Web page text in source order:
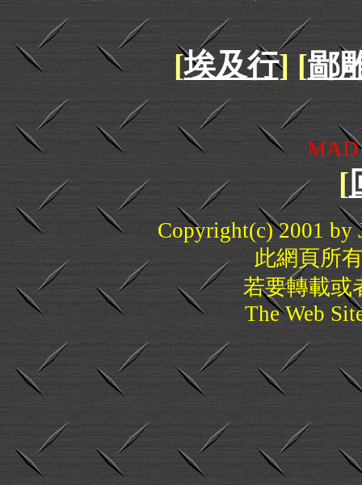
[埃及行] [鄙
[
Copyright(c) 2001 by
此網頁所
若要轉載或
The Web